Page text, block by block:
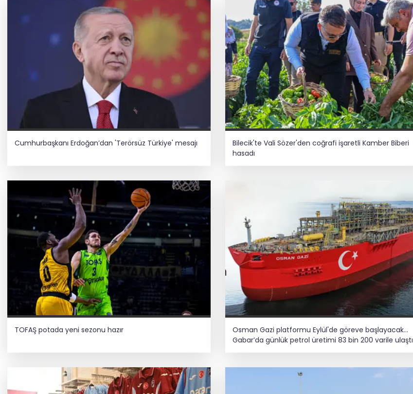
Cumhurbaşkanı Erdoğan’dan 'Terörsüz Türkiye' mesajı
Bilecik'te Vali Sözer'den coğrafi işaretli Kamber Biberi
hasadı
TOFAŞ potada yeni sezonu hazır
Osman Gazi platformu Eylül'de göreve başlayacak...
Gabar’da günlük petrol üretimi 83 bin 200 varile ulaştı